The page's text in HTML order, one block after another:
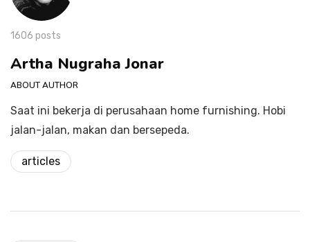
1606 posts
Artha Nugraha Jonar
ABOUT AUTHOR
Saat ini bekerja di perusahaan home furnishing. Hobi
jalan-jalan, makan dan bersepeda.
articles